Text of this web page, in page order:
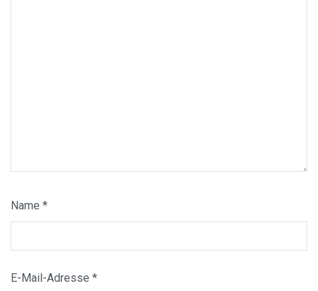
Name *
E-Mail-Adresse *